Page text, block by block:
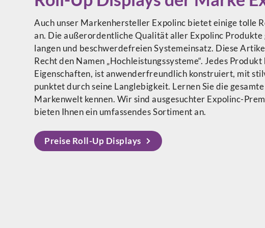
Auch unser Markenhersteller Expolinc bietet einige tolle
an. Die außerordentliche Qualität aller Expolinc
langen und beschwerdefreien Systemeinsatz. Diese
Recht den Namen „Hochleistungssysteme“. Jedes
Eigenschaften, ist anwenderfreundlich konstruiert, mit
punktet durch seine Langlebigkeit. Lernen Sie die
Markenwelt kennen. Wir sind ausgesuchter Expolinc-
bieten Ihnen ein umfassendes Sortiment an.
Preise Roll-Up Displays